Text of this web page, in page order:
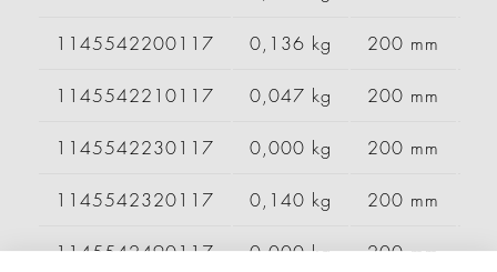
1145542200117 0,136 kg 200 mm
1145542210117 0,047 kg 200 mm
1145542230117 0,000 kg 200 mm
1145542320117 0,140 kg 200 mm
1145542490117 0,000 kg 200 mm